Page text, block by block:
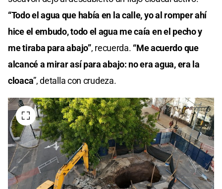
“Todo el agua que había en la calle, yo al romper ahí
hice el embudo, todo el agua me caía en el pecho y
me tiraba para abajo”, recuerda. “Me acuerdo que
alcancé a mirar así para abajo: no era agua, era la
cloaca”, detalla con crudeza.